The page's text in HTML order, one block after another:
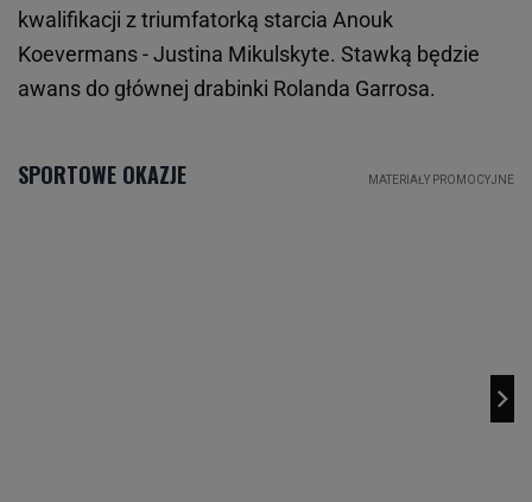
kwalifikacji z triumfatorką starcia Anouk
Koevermans - Justina Mikulskyte. Stawką będzie
awans do głównej drabinki Rolanda Garrosa.